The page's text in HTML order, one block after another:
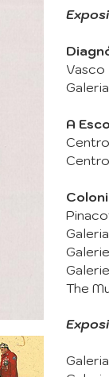
Vasco
A
The